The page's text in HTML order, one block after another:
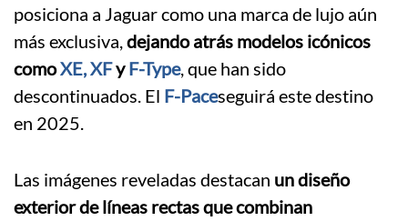
posiciona a Jaguar como una marca de lujo aún
más exclusiva,dejando atrás modelos icónicos
comoXE,XFyF-Type, que han sido
descontinuados. El F-Paceseguirá este destino
en 2025.
Las imágenes reveladas destacan un diseño
exterior de líneas rectas que combinan